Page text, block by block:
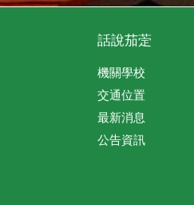
話說茄萣
機關學校
交通位置
最新消息
公告資訊